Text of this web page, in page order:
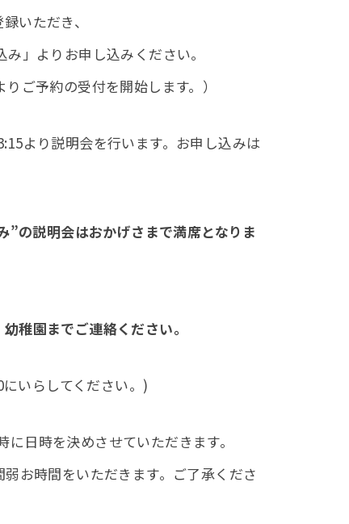
ただき、
お申し込みください。
付を開始します。）
説明会を行います。お申し込みは
の説明会はおかげさまで満席となりま
稚園までご連絡ください。
いらしてください。)
日時を決めさせていただきます。
いただきます。ご了承くださ